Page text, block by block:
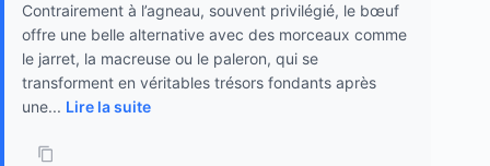
Contrairement à l’agneau, souvent privilégié, le bœuf
offre une belle alternative avec des morceaux comme
le jarret, la macreuse ou le paleron, qui se
transforment en véritables trésors fondants après
une... Lire la suite